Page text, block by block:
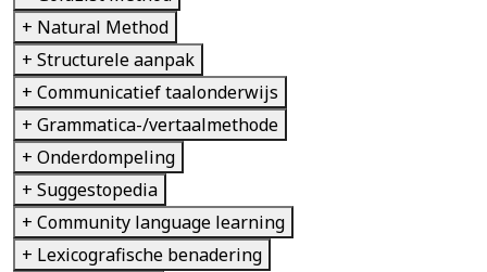
+ Natural Method
+ Structurele aanpak
+ Communicatief taalonderwijs
+ Grammatica-/vertaalmethode
+ Onderdompeling
+ Suggestopedia
+ Community language learning
+ Lexicografische benadering